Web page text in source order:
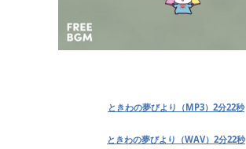
ときわの夢びより（MP3）2分22秒
ときわの夢びより（WAV）2分22秒